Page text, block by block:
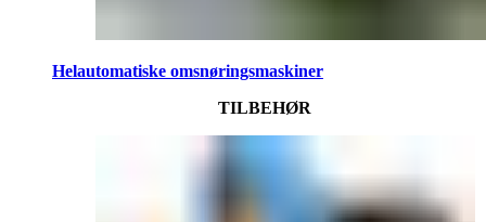
Helautomatiske omsnøringsmaskiner
TILBEHØR